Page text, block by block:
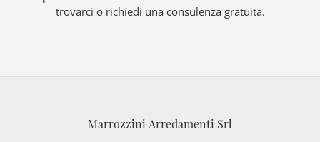
trovarci o richiedi una consulenza gratuita.
Marrozzini Arredamenti Srl